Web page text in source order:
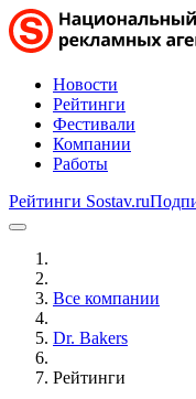
Новости
Рейтинги
Фестивали
Компании
Работы
Рейтинги Sostav.ru
Все компании
Dr. Bakers
Рейтинги